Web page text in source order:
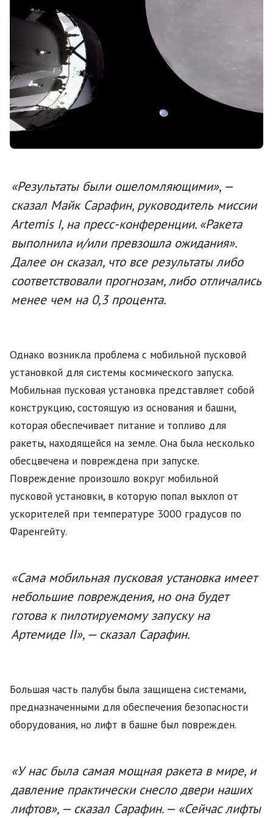
«Результаты были ошеломляющими», —
сказал Майк Сарафин, руководитель миссии
Artemis I, на пресс-конференции. «Ракета
выполнила и/или превзошла ожидания».
Далее он сказал, что все результаты либо
соответствовали прогнозам, либо отличались
менее чем на 0,3 процента.
Однако возникла проблема с мобильной пусковой
установкой для системы космического запуска.
Мобильная пусковая установка представляет собой
конструкцию, состоящую из основания и башни,
которая обеспечивает питание и топливо для
ракеты, находящейся на земле. Она была несколько
обесцвечена и повреждена при запуске.
Повреждение произошло вокруг мобильной
пусковой установки, в которую попал выхлоп от
ускорителей при температуре 3000 градусов по
Фаренгейту.
«Сама мобильная пусковая установка имеет
небольшие повреждения, но она будет
готова к пилотируемому запуску на
Артемиде II», — сказал Сарафин.
Большая часть палубы была защищена системами,
предназначенными для обеспечения безопасности
оборудования, но лифт в башне был поврежден.
«У нас была самая мощная ракета в мире, и
давление практически снесло двери наших
лифтов», — сказал Сарафин. — «Сейчас лифты